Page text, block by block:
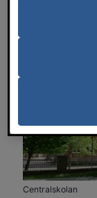
Centralskolan